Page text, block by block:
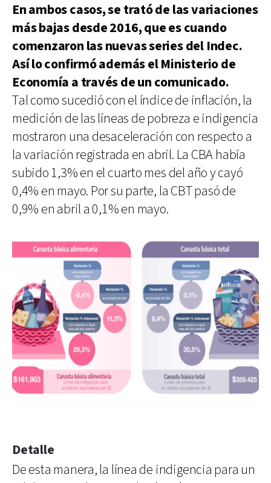
En ambos casos, se trató de las variaciones
más bajas desde 2016, que es cuando
comenzaron las nuevas series del Indec.
Así lo confirmó además el Ministerio de
Economía a través de un comunicado.
Tal como sucedió con el índice de inflación, la
medición de las líneas de pobreza e indigencia
mostraron una desaceleración con respecto a
la variación registrada en abril. La CBA había
subido 1,3% en el cuarto mes del año y cayó
0,4% en mayo. Por su parte, la CBT pasó de
0,9% en abril a 0,1% en mayo.
Detalle
De esta manera, la línea de indigencia para un